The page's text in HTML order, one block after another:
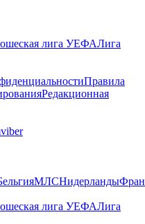
лига УЕФАЛига
Правила
Редакционная
viber
МЛСНидерланды
лига УЕФАЛига